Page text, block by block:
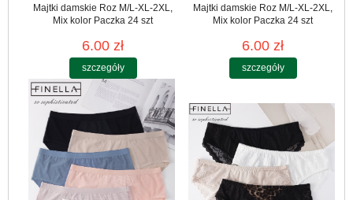
Majtki damskie Roz M/L-XL-2XL,
Mix kolor Paczka 24 szt
6.00 zł
szczegóły
Majtki damskie Roz M/L-XL-2XL,
Mix kolor Paczka 24 szt
6.00 zł
szczegóły